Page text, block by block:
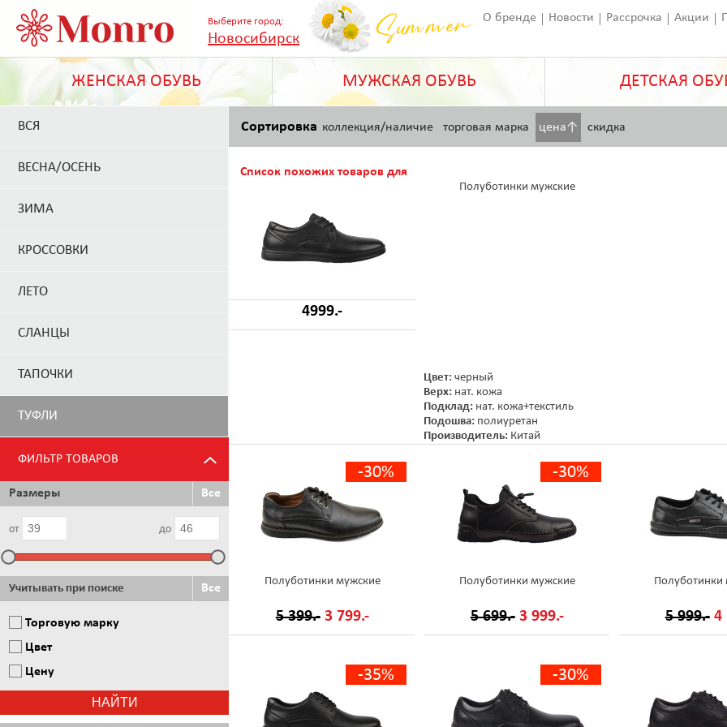
Выберите город:
Новосибирск
О бренде Новости Рассрочка Акции
ЖЕНСКАЯ ОБУВЬ МУЖСКАЯ ОБУВЬ ДЕТСКАЯ
ВСЯ
ВЕСНА/ОСЕНЬ
ЗИМА
КРОССОВКИ
ЛЕТО
СЛАНЦЫ
ТАПОЧКИ
ТУФЛИ
ФИЛЬТР ТОВАРОВ
Размеры Все
от до
Учитывать при поиске Все
Торговую марку
Цвет
Цену
Сортировка коллекция/наличие торговая марка цена↑ скидка
Список похожих товаров для
4999.-
Полуботинки мужские
Цвет: черный
Верх: нат. кожа
Подклад: нат. кожа+текстиль
Подошва: полиуретан
Производитель: Китай
-30%
Полуботинки мужские
5 399.- 3 799.-
-30%
Полуботинки мужские
5 699.- 3 999.-
Полуботинки
5 999.- 4
-35% -30%